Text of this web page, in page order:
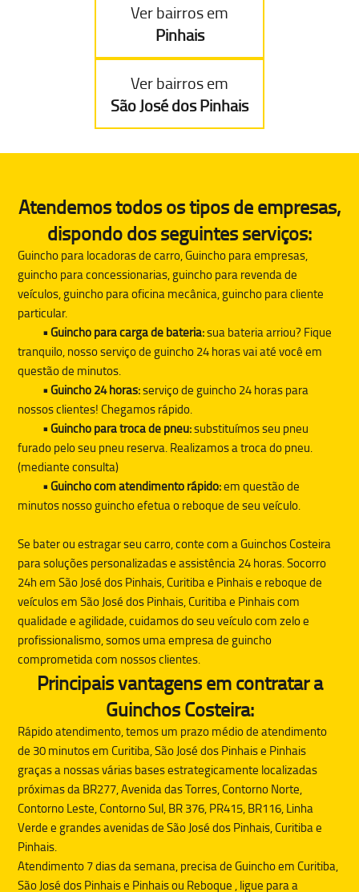
Ver bairros em
Pinhais
Ver bairros em
São José dos Pinhais
Atendemos todos os tipos de empresas,
dispondo dos seguintes serviços:
Guincho para locadoras de carro, Guincho para empresas,
guincho para concessionarias, guincho para revenda de
veículos, guincho para oficina mecânica, guincho para cliente
particular.
• Guincho para carga de bateria:sua bateria arriou? Fique
tranquilo, nosso serviço de guincho 24 horas vai até você em
questão de minutos.
• Guincho 24 horas:serviço de guincho 24 horas para
nossos clientes! Chegamos rápido.
• Guincho para troca de pneu:substituímos seu pneu
furado pelo seu pneu reserva. Realizamos a troca do pneu.
(mediante consulta)
• Guincho com atendimento rápido:em questão de
minutos nosso guincho efetua o reboque de seu veículo.
Se bater ou estragar seu carro, conte com aGuinchos Costeira
para soluções personalizadas e assistência 24 horas. Socorro
24h em São José dos Pinhais, Curitiba e Pinhais e reboque de
veículos em São José dos Pinhais, Curitiba e Pinhais com
qualidade e agilidade, cuidamos do seu veículo com zelo e
profissionalismo, somos uma empresa de guincho
comprometida com nossos clientes.
Principais vantagens em contratar a
Guinchos Costeira:
Rápido atendimento, temos um prazo médio de atendimento
de 30 minutos em Curitiba, São José dos Pinhais e Pinhais
graças a nossas várias bases estrategicamente localizadas
próximas da BR277, Avenida das Torres, Contorno Norte,
Contorno Leste, Contorno Sul, BR 376, PR415, BR116, Linha
Verde e grandes avenidas de São José dos Pinhais, Curitiba e
Pinhais.
Atendimento 7 dias da semana, precisa deGuinchoem Curitiba,
São José dos Pinhais e Pinhais ou Reboque , ligue para a